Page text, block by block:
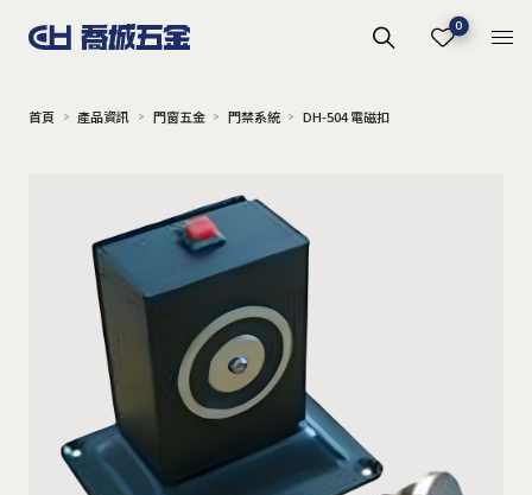
0
首頁 產品資訊 門窗五金 門禁系統 DH-504 電磁扣